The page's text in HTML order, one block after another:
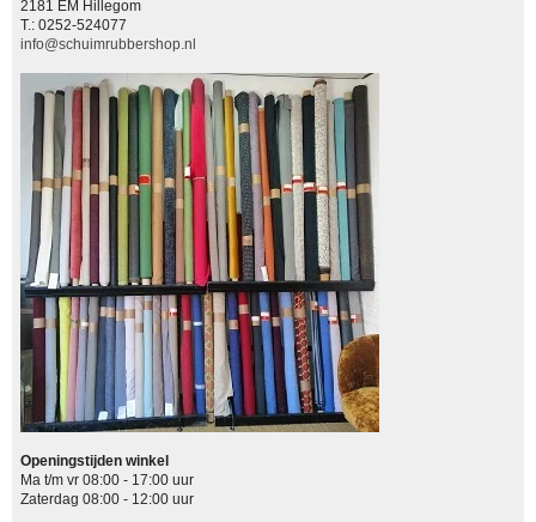
2181 EM Hillegom
T.: 0252-524077
info@schuimrubbershop.nl
Openingstijden winkel
Ma t/m vr 08:00 - 17:00 uur
Zaterdag 08:00 - 12:00 uur